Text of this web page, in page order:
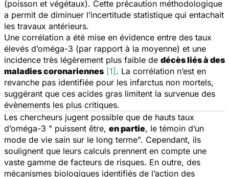
(poisson et végétaux). Cette précaution méthodologique
a permit de diminuer l’incertitude statistique qui entachait
les travaux antérieurs.
Une corrélation a été mise en évidence entre des taux
élevés d’oméga-3 (par rapport à la moyenne) et une
incidence très légèrement plus faible de décès liés à des
maladies coronariennes [1]. La corrélation n’est en
revanche pas identifiée pour les infarctus non mortels,
suggérant que ces acides gras limitent la survenue des
évènements les plus critiques.
Les chercheurs jugent possible que de hauts taux
d’oméga-3 " puissent être, en partie, le témoin d’un
mode de vie sain sur le long terme". Cependant, ils
soulignent que leurs calculs prennent en compte une
vaste gamme de facteurs de risques. En outre, des
mécanismes biologiques identifiés de l’action des